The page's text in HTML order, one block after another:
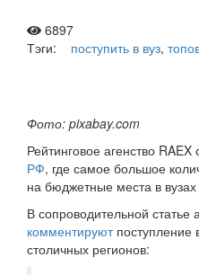
6897
Тэги:
поступить в вуз,
Фото: pixabay.com
Рейтинговое агенство RAEX
РФ, где самое большое
на бюджетные места в вузах
В сопроводительной статье
комментируютпоступление
столичных регионов: